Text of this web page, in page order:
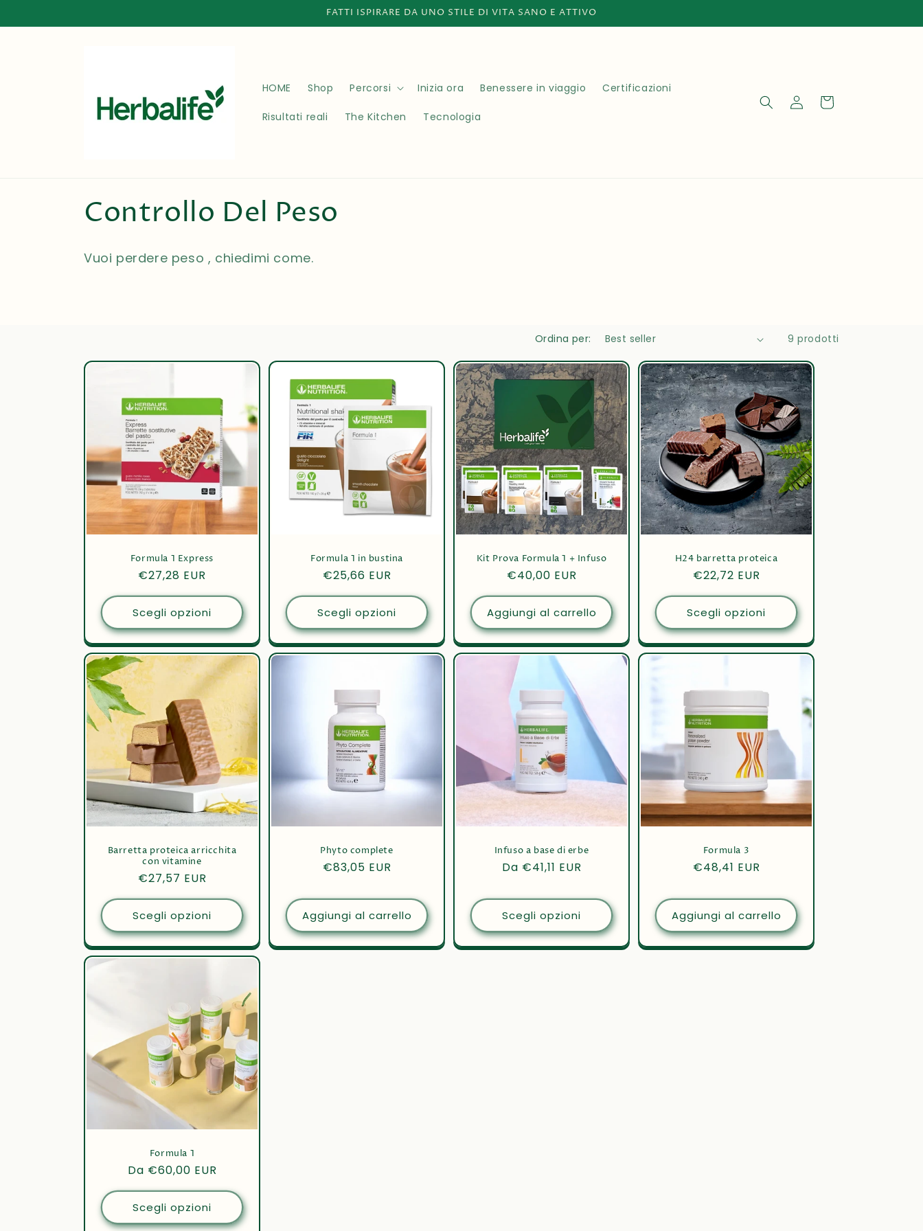
ai contenuti
FATTI ISPIRARE DA UNO STILE DI VITA SANO E ATTIVO
HOME Shop Percorsi Inizia ora Benessere in viaggio Certificazioni
Risultati reali The Kitchen Tecnologia
Accedi Carrello
C
o
e
o
n
e
Controllo Del Peso
Vuoi perdere peso , chiedimi come.
Ordina per: 9 prodotti
Formula 1 Express
Prezzo
di
listino
€27,28 EUR
Scegli opzioni
Formula 1 in bustina
Prezzo
di
listino
€25,66 EUR
Scegli opzioni
Kit Prova Formula 1 + Infuso
Prezzo
di
listino
€40,00 EUR
Aggiungi al carrello
H24 barretta proteica
Prezzo
di
listino
€22,72 EUR
Scegli opzioni
Barretta proteica arricchita
con vitamine
Prezzo
di
listino
€27,57 EUR
Scegli opzioni
Phyto complete
Prezzo
listino
€83,05 EUR
Aggiungi al carrello
Infuso a base di erbe
Prezzo
listino
Da €41,11 EUR
Scegli opzioni
Formula 3
Prezzo
listino
€48,41 EUR
Aggiungi al carrello
Formula 1
Prezzo
di
listino
Da €60,00 EUR
Scegli opzioni